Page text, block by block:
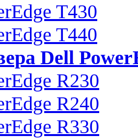
T430
T440
Dell
R230
R240
R330